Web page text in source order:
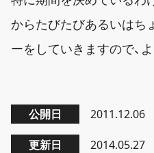
からたびたびあるいはち
ーをしていきますので、
公開日 2011.12.06
更新日 2014.05.27